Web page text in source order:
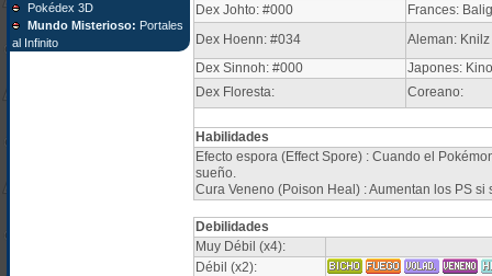
Pokédex 3D
Mundo Misterioso: Portales
al Infinito
Dex Johto: #000
Frances:
Dex Hoenn: #034
Aleman: Knilz
Dex Sinnoh: #000
Japones:
Dex Floresta:
Coreano:
Habilidades
Efecto espora (Effect Spore) : Cuando el
sueño.
Cura Veneno (Poison Heal) : Aumentan los PS si
Debilidades
Muy Débil (x4):
Débil (x2):